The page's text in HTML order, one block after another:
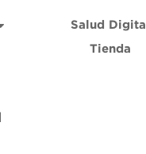
Salud Digital
Tienda